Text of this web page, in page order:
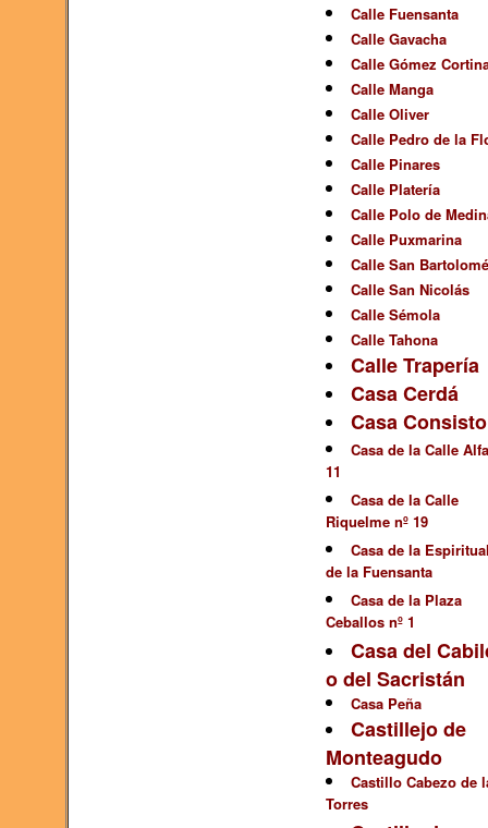
Calle Fuensanta
Calle Gavacha
Calle Gómez
Calle Manga
Calle Oliver
Calle Pedro de la
Calle Pinares
Calle Platería
Calle Polo de
Calle Puxmarina
Calle San Bartolomé
Calle San Nicolás
Calle Sémola
Calle Tahona
Calle Trapería
Casa Cerdá
Casa
Casa de la Calle
11
Casa de la Calle
Riquelme nº 19
Casa de la
de la Fuensanta
Casa de la Plaza
Ceballos nº 1
Casa del
o del Sacristán
Casa Peña
Castillejo de
Monteagudo
Castillo Cabezo de
Torres